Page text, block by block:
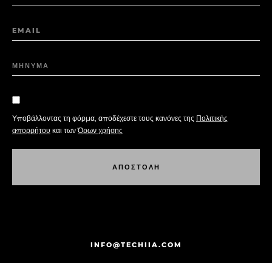
EMAIL
ΜΗΝΥΜΑ
Υποβάλλοντας τη φόρμα, αποδέχεστε τους κανόνες της Πολιτικής
απορρήτου και τωνΌρων χρήσης
ΑΠΟ ΣΤΟ ΛΗ
INFO@TECHIIA.COM